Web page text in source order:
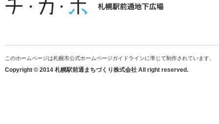
このホームページは札幌市公式ホームページガイドラインに準じて制作されています。
Copyright © 2014 札幌駅前通まちづくり株式会社 All right reserved.